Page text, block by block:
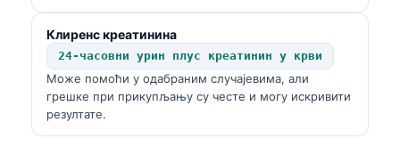
Клиренс креатинина
24-часовни урин плус креатинин у крви
Може помоћи у одабраним случајевима, али
грешке при прикупљању су честе и могу искривити
резултате.